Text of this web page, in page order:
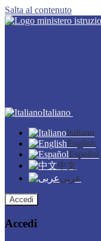
Salta al contenuto
Italiano
Italiano
English
Español
中文
عربى
Accedi
Accedi